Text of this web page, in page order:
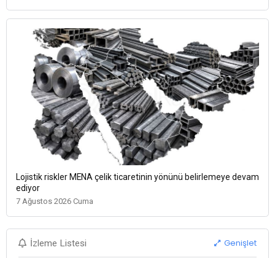
Lojistik riskler MENA çelik ticaretinin yönünü belirlemeye devam
ediyor
7 Ağustos 2026 Cuma
İzleme Listesi Genişlet